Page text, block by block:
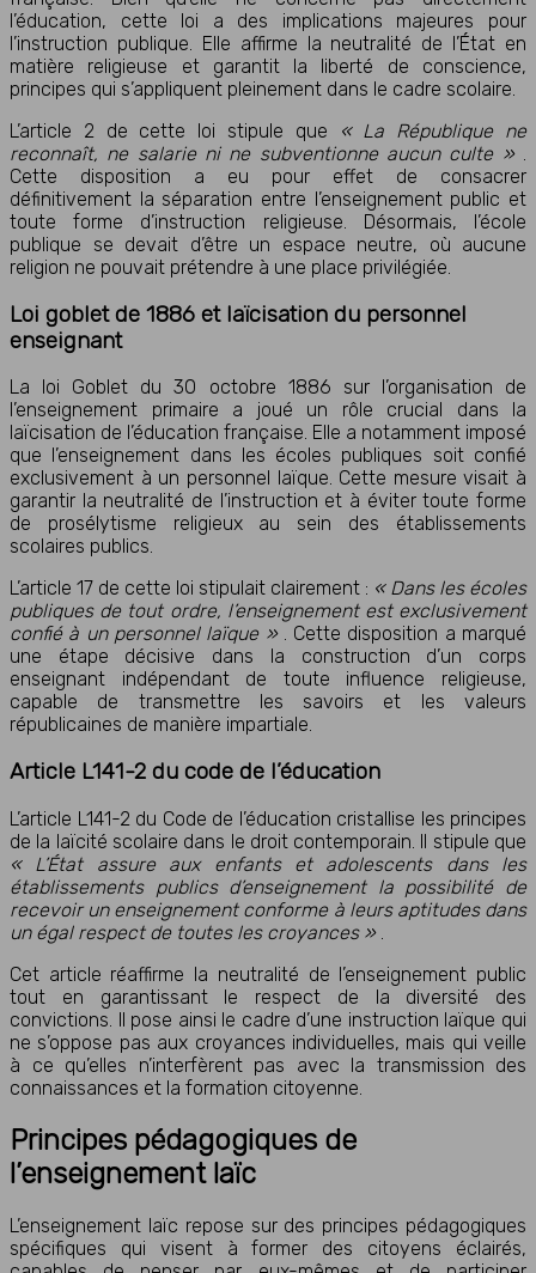
l’éducation, cette loi a des implications majeures pour
l’instruction publique. Elle affirme la neutralité de l’État en
matière religieuse et garantit la liberté de conscience,
principes qui s’appliquent pleinement dans le cadre scolaire.
L’article 2 de cette loi stipule que
« La République ne
reconnaît, ne salarie ni ne subventionne aucun culte » .
Cette disposition a eu pour effet de consacrer
définitivement la séparation entre l’enseignement public et
toute forme d’instruction religieuse. Désormais, l’école
publique se devait d’être un espace neutre, où aucune
religion ne pouvait prétendre à une place privilégiée.
Loi goblet de 1886 et laïcisation du personnel
enseignant
La loi Goblet du 30 octobre 1886 sur l’organisation de
l’enseignement primaire a joué un rôle crucial dans la
laïcisation de l’éducation française. Elle a notamment imposé
que l’enseignement dans les écoles publiques soit confié
exclusivement à un personnel laïque. Cette mesure visait à
garantir la neutralité de l’instruction et à éviter toute forme
de prosélytisme religieux au sein des établissements
scolaires publics.
L’article 17 de cette loi stipulait clairement : « Dans les écoles
publiques de tout ordre, l’enseignement est exclusivement
confié à un personnel laïque » . Cette disposition a marqué
une étape décisive dans la construction d’un corps
enseignant indépendant de toute influence religieuse,
capable de transmettre les savoirs et les valeurs
républicaines de manière impartiale.
Article L141-2 du code de l’éducation
L’article L141-2 du Code de l’éducation cristallise les principes
de la laïcité scolaire dans le droit contemporain. Il stipule que
« L’État assure aux enfants et adolescents dans les
établissements publics d’enseignement la possibilité de
recevoir un enseignement conforme à leurs aptitudes dans
un égal respect de toutes les croyances » .
Cet article réaffirme la neutralité de l’enseignement public
tout en garantissant le respect de la diversité des
convictions. Il pose ainsi le cadre d’une instruction laïque qui
ne s’oppose pas aux croyances individuelles, mais qui veille
à ce qu’elles n’interfèrent pas avec la transmission des
connaissances et la formation citoyenne.
Principes pédagogiques de
l’enseignement laïc
L’enseignement laïc repose sur des principes pédagogiques
spécifiques qui visent à former des citoyens éclairés,